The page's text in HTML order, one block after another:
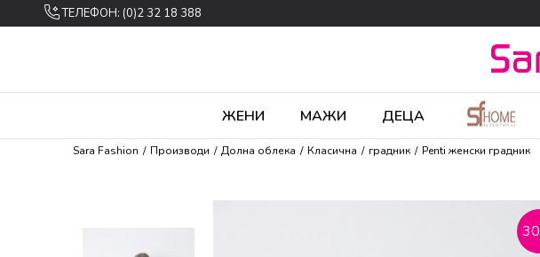
ТЕЛЕФОН: (0)2 32 18 388
ЖЕНИ МАЖИ ДЕЦА
Sara Fashion Производи Долна облека Класична градник Penti женски градник
30